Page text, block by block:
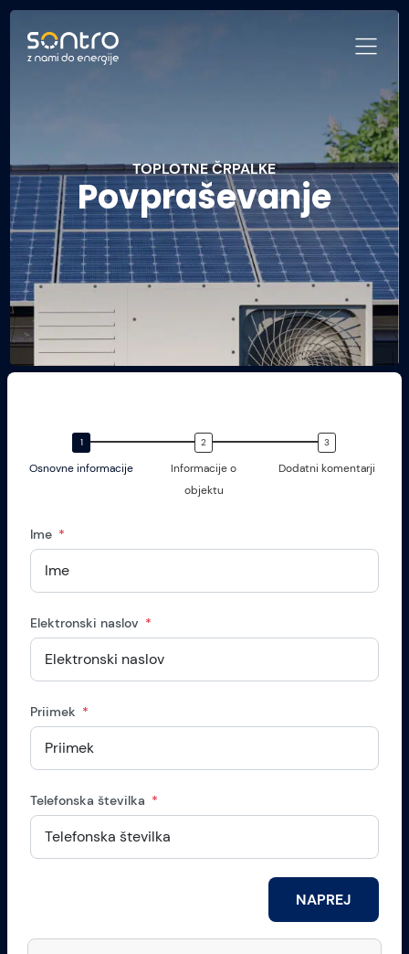
TOPLOTNE ČRPALKE
Povpraševanje
Osnovne informacije
Informacije o
objektu
Dodatni komentarji
Ime
Elektronski naslov
Priimek
Telefonska številka
NAPREJ